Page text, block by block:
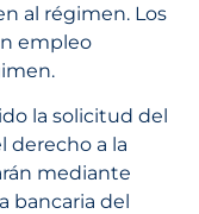
al régimen. Los
empleo
la solicitud del
derecho a la
mediante
bancaria del